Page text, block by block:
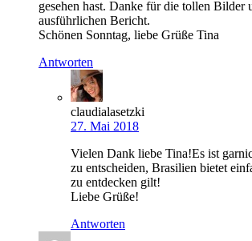
gesehen hast. Danke für die tollen Bilder
ausführlichen Bericht.
Schönen Sonntag, liebe Grüße Tina
Antworten
claudialasetzki
27. Mai 2018
Vielen Dank liebe Tina!Es ist
zu entscheiden, Brasilien bietet
zu entdecken gilt!
Liebe Grüße!
Antworten